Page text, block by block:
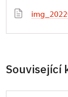
Související